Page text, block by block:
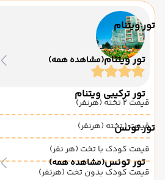
تور ویتنام
تور ویتنام(مشاهده همه)
تور ترکیبی ویتنام
تور تونس
تور تونس(مشاهده همه)
قیمت 2 تخته (هرنفر)
قیمت 1 تخته (هرنفر)
قیمت کودک با تخت (هر نفر)
قیمت کودک بدون تخت (هرنفر)